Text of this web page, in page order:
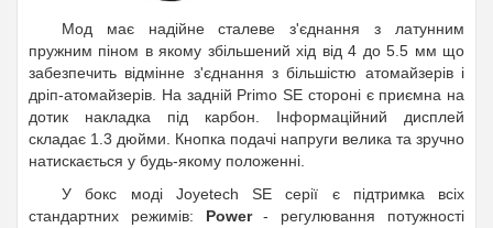
Мод має надійне сталеве з'єднання з латунним
пружним піном в якому збільшений хід від 4 до 5.5 мм що
забезпечить відмінне з'єднання з більшістю атомайзерів і
дріп-атомайзерів. На задній Primo SE стороні є приємна на
дотик накладка під карбон. Інформаційний дисплей
складає 1.3 дюйми. Кнопка подачі напруги велика та зручно
натискається у будь-якому положенні.
У бокс моді Joyetech SE серії є підтримка всіх
стандартних режимів: Power- регулювання потужності